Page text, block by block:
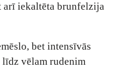
arī iekaltēta brunfelzija
bet intensīvās
līdz vēlam rudenim